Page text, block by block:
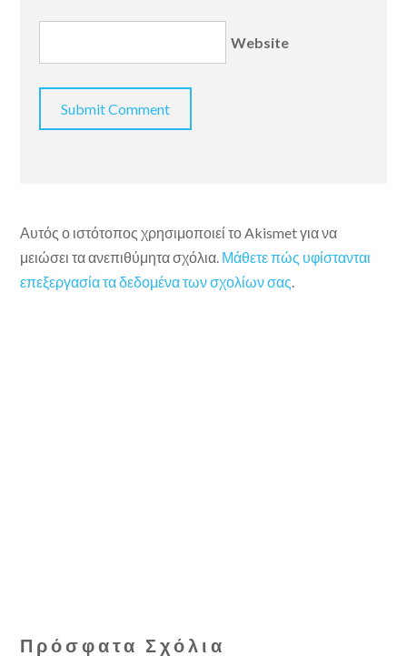
Website
Αυτός ο ιστότοπος χρησιμοποιεί το Akismet για να
μειώσει τα ανεπιθύμητα σχόλια. Μάθετε πώς υφίστανται
επεξεργασία τα δεδομένα των σχολίων σας
Πρόσφατα Σχόλια